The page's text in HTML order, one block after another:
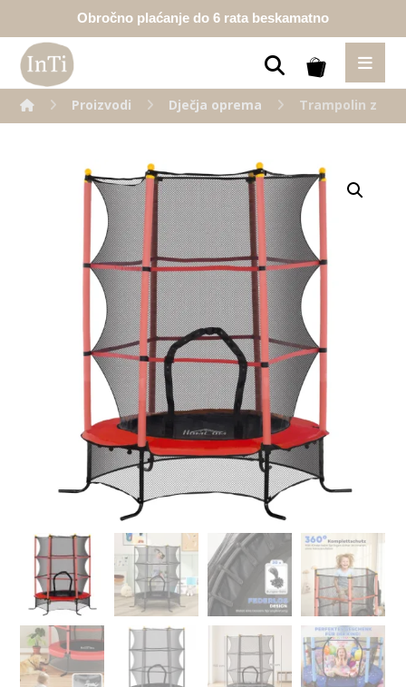
Obročno plaćanje do 6 rata beskamatno
Proizvodi Dječja oprema Trampolin za
Enlarge the image